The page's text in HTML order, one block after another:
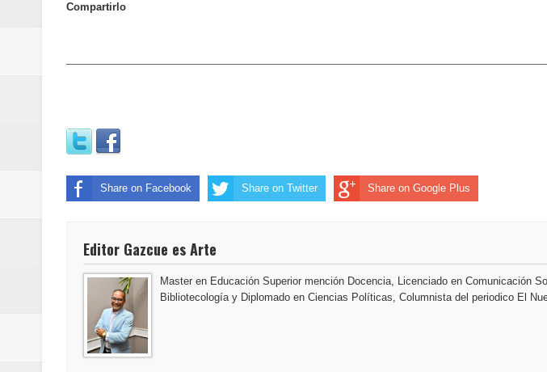
Euromoney reconoce a Banreservas como Mejor Banco del
Juan Luis Guerra se acompaña del coro “Más que Vencedores”
Compartirlo
Share on Facebook Share on Twitter Share on Google Plus
Editor Gazcue es Arte
Master en Educación Superior mención Docencia, Licenciado en Comunicación
Bibliotecología y Diplomado en Ciencias Políticas, Columnista del periodico El